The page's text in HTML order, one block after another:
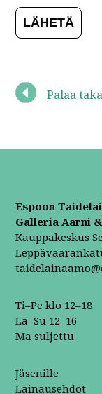
Palaa
Espoon
Galleria Aarni
Kauppakeskus
Ti–Pe klo 12–18
La–Su 12–16
Ma suljettu
Jäsenille
Lainausehdot